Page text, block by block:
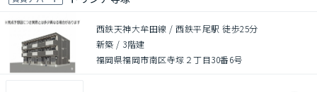
西鉄天神大牟田線 / 西鉄平尾駅 徒歩25分
新築 / 3階建
福岡県福岡市南区寺塚２丁目30番6号